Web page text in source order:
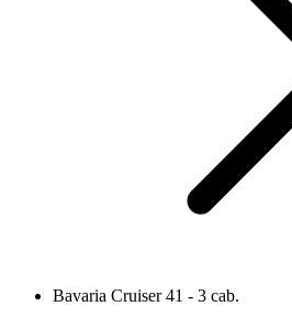
Bavaria Cruiser 41 - 3 cab.